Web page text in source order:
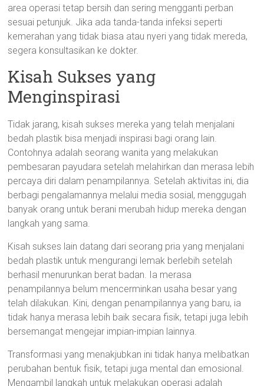
area operasi tetap bersih dan sering mengganti perban
sesuai petunjuk. Jika ada tanda-tanda infeksi seperti
kemerahan yang tidak biasa atau nyeri yang tidak mereda,
segera konsultasikan ke dokter.
Kisah Sukses yang
Menginspirasi
Tidak jarang, kisah sukses mereka yang telah menjalani
bedah plastik bisa menjadi inspirasi bagi orang lain.
Contohnya adalah seorang wanita yang melakukan
pembesaran payudara setelah melahirkan dan merasa lebih
percaya diri dalam penampilannya. Setelah aktivitas ini, dia
berbagi pengalamannya melalui media sosial, menggugah
banyak orang untuk berani merubah hidup mereka dengan
langkah yang sama.
Kisah sukses lain datang dari seorang pria yang menjalani
bedah plastik untuk mengurangi lemak berlebih setelah
berhasil menurunkan berat badan. Ia merasa
penampilannya belum mencerminkan usaha besar yang
telah dilakukan. Kini, dengan penampilannya yang baru, ia
tidak hanya merasa lebih baik secara fisik, tetapi juga lebih
bersemangat mengejar impian-impian lainnya.
Transformasi yang menakjubkan ini tidak hanya melibatkan
perubahan bentuk fisik, tetapi juga mental dan emosional.
Mengambil langkah untuk melakukan operasi adalah